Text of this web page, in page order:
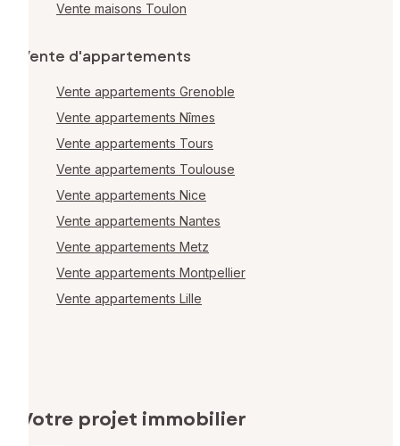
Vente maisons Toulon
Vente d'appartements
Vente appartements Grenoble
Vente appartements Nîmes
Vente appartements Tours
Vente appartements Toulouse
Vente appartements Nice
Vente appartements Nantes
Vente appartements Metz
Vente appartements Montpellier
Vente appartements Lille
Votre projet immobilier